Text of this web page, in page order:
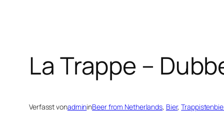
La Trappe –
Verfasst vonadmininBeer from Netherlands, Bier,